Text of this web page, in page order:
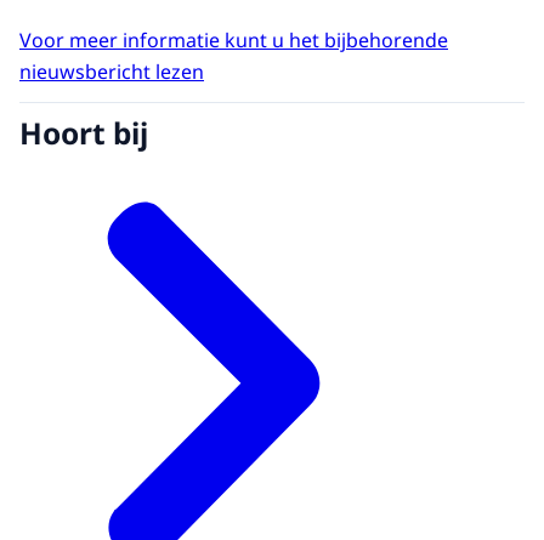
Voor meer informatie kunt u het bijbehorende
nieuwsbericht lezen
Hoort bij